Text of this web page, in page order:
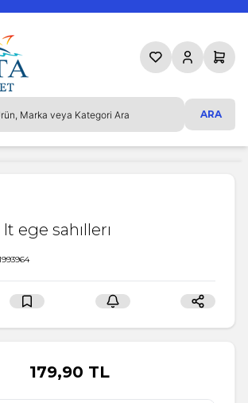
ARA
Favorilerim
HesabımSepetim
ege sahıllerı
179,90 TL